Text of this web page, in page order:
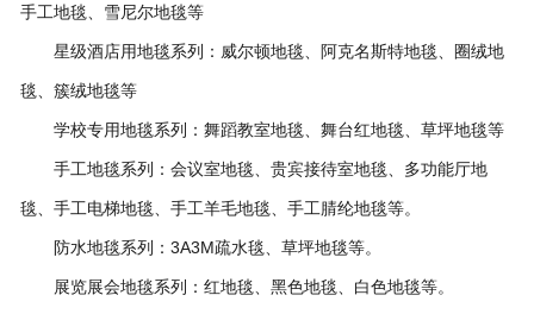
手工地毯、雪尼尔地毯等
星级酒店用地毯系列：威尔顿地毯、阿克名斯特地毯、圈绒地
毯、簇绒地毯等
学校专用地毯系列：舞蹈教室地毯、舞台红地毯、草坪地毯等
手工地毯系列：会议室地毯、贵宾接待室地毯、多功能厅地
毯、手工电梯地毯、手工羊毛地毯、手工腈纶地毯等。
防水地毯系列：3A3M疏水毯、草坪地毯等。
展览展会地毯系列：红地毯、黑色地毯、白色地毯等。